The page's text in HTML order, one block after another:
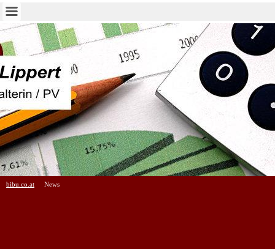
bibu.co.at News